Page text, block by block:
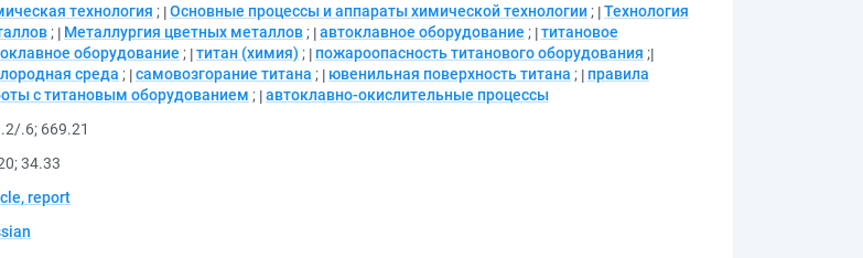
технология ; Основные процессы и аппараты химической технологии ; Технология
; Металлургия цветных металлов ; автоклавное оборудование ; титановое
оборудование ; титан (химия) ; пожароопасность титанового оборудования ;
среда ; самовозгорание титана ; ювенильная поверхность титана ;
правила
с титановым оборудованием ; автоклавно-окислительные процессы
.6; 669.21
;34.33
report